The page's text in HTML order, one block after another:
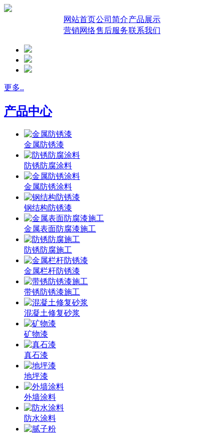
网站首页公司简介产品展示
营销网络售后服务联系我们
更多..
产品中心
金属防锈漆
防锈防腐涂料
金属防锈涂料
钢结构防锈漆
金属表面防腐漆施工
防锈防腐施工
金属栏杆防锈漆
带锈防锈漆施工
混凝土修复砂浆
矿物漆
真石漆
地坪漆
外墙涂料
防水涂料